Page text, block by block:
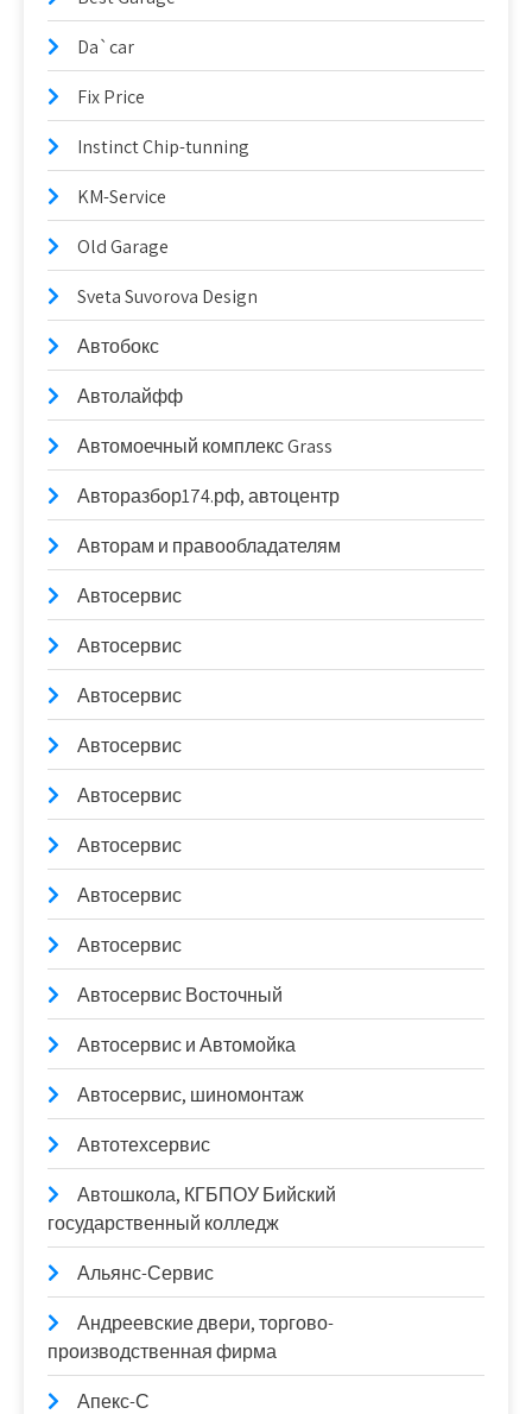
Da`car
Fix Price
Instinct Chip-tunning
KM-Service
Old Garage
Sveta Suvorova Design
Автобокс
Автолайфф
Автомоечный комплекс Grass
Авторазбор174.рф, автоцентр
Авторам и правообладателям
Автосервис
Автосервис
Автосервис
Автосервис
Автосервис
Автосервис
Автосервис
Автосервис
Автосервис Восточный
Автосервис и Автомойка
Автосервис, шиномонтаж
Автотехсервис
Автошкола, КГБПОУ Бийский
государственный колледж
Альянс-Сервис
Андреевские двери, торгово-
производственная фирма
Апекс-С